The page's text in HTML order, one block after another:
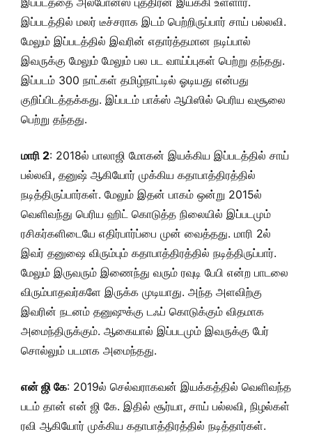
இப்படத்தில் மலர் டீச்சராக இடம் பெற்றிருப்பார் சாய் பல்லவி.
மேலும் இப்படத்தில் இவரின் எதார்த்தமான நடிப்பால்
இவருக்கு மேலும் மேலும் பல பட வாய்ப்புகள் பெற்று தந்தது.
இப்படம் 300 நாட்கள் தமிழ்நாட்டில் ஓடியது என்பது
குறிப்பிடத்தக்கது. இப்படம் பாக்ஸ் ஆபிஸில் பெரிய வசூலை
பெற்று தந்தது.
மாரி 2: 2018ல் பாலாஜி மோகன் இயக்கிய இப்படத்தில் சாய்
பல்லவி, தனுஷ் ஆகியோர் முக்கிய கதாபாத்திரத்தில்
நடித்திருப்பார்கள். மேலும் இதன் பாகம் ஒன்று 2015ல்
வெளிவந்து பெரிய ஹிட் கொடுத்த நிலையில் இப்படமும்
ரசிகர்களிடையே எதிர்பார்ப்பை முன் வைத்தது. மாரி 2ல்
இவர் தனுஷை விரும்பும் கதாபாத்திரத்தில் நடித்திருப்பார்.
மேலும் இருவரும் இணைந்து வரும் ரவுடி பேபி என்ற பாடலை
விரும்பாதவர்களே இருக்க முடியாது. அந்த அளவிற்கு
இவரின் நடனம் தனுஷுக்கு டஃப் கொடுக்கும் விதமாக
அமைந்திருக்கும். ஆகையால் இப்படமும் இவருக்கு பேர்
சொல்லும் படமாக அமைந்தது.
என் ஜி கே: 2019ல் செல்வராகவன் இயக்கத்தில் வெளிவந்த
படம் தான் என் ஜி கே. இதில் சூர்யா, சாய் பல்லவி, நிழல்கள்
ரவி ஆகியோர் முக்கிய கதாபாத்திரத்தில் நடித்தார்கள்.